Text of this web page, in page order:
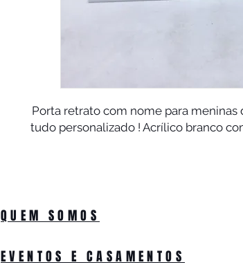
Porta retrato com nome para meninas
tudo personalizado ! Acrílico branco
QUEM SOMOS
EVENTOS E CASAMENTOS